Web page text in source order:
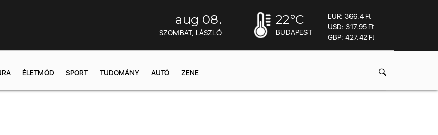
aug 08.
SZOMBAT, LÁSZLÓ
22°C
BUDAPEST
EUR: 366.4 Ft
USD: 317.95 Ft
GBP: 427.42 Ft
ÉLETMÓD SPORT TUDOMÁNY AUTÓ ZENE